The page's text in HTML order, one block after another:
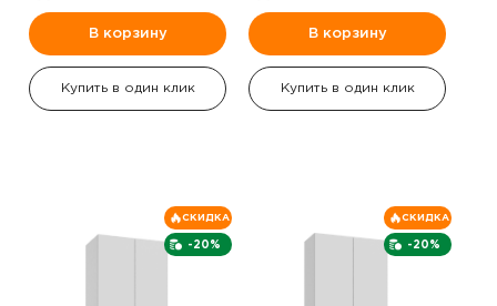
В корзину
Купить в один клик
В корзину
Купить в один клик
-20%
СКИДКА
-20%
СКИДКА